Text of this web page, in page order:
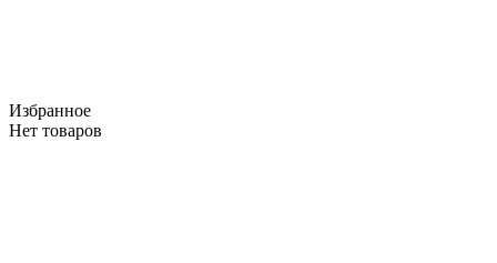
Избранное
Нет товаров